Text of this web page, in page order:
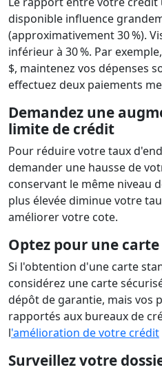
disponible influence
(approximativement 30 %).
inférieur à 30 %. Par
$, maintenez vos dépenses
effectuez deux paiements
Demandez une
limite de crédit
Pour réduire votre taux
demander une hausse de
conservant le même niveau
plus élevée diminue votre
améliorer votre cote.
Optez pour une
Si l'obtention d'une carte
considérez une carte
dépôt de garantie, mais vos
rapportés aux bureaux de
l'amélioration de votre crédit
Surveillez votre